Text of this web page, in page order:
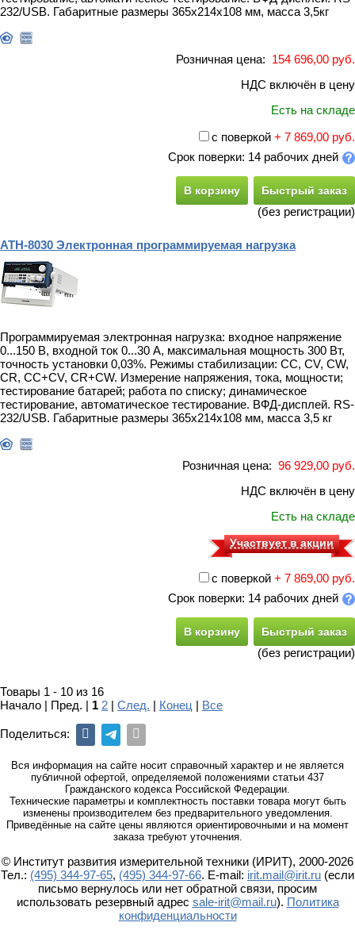
232/USB. Габаритные размеры 365х214х108 мм, масса 3,5кг
Розничная цена: 154 696,00 руб.
НДС включён в цену
Есть на складе
с поверкой + 7 869,00 руб.
Срок поверки: 14 рабочих дней
В корзину Быстрый заказ
(без регистрации)
АТН-8030 Электронная программируемая нагрузка
Программируемая электронная нагрузка: входное напряжение
0...150 В, входной ток 0...30 А, максимальная мощность 300 Вт,
точность установки 0,03%. Режимы стабилизации: CC, CV, CW,
CR, CC+CV, CR+CW. Измерение напряжения, тока, мощности;
тестирование батарей; работа по списку; динамическое
тестирование, автоматическое тестирование. ВФД-дисплей. RS-
232/USB. Габаритные размеры 365х214х108 мм, масса 3,5 кг
Розничная цена: 96 929,00 руб.
НДС включён в цену
Есть на складе
Участвует в акции
с поверкой + 7 869,00 руб.
Срок поверки: 14 рабочих дней
В корзину Быстрый заказ
(без регистрации)
Товары 1 - 10 из 16
Начало | Пред. | 1 2 | След. | Конец | Все
Поделиться:
Вся информация на сайте носит справочный характер и не является
публичной офертой, определяемой положениями статьи 437
Гражданского кодекса Российской Федерации.
Технические параметры и комплектность поставки товара могут быть
изменены производителем без предварительного уведомления.
Приведённые на сайте цены являются ориентировочными и на момент
заказа требуют уточнения.
© Институт развития измерительной техники (ИРИТ), 2000-2026
Тел.: (495) 344-97-65, (495) 344-97-66. E-mail: irit.mail@irit.ru (если
письмо вернулось или нет обратной связи, просим
использовать резервный адрес sale-irit@mail.ru). Политика
конфиденциальности